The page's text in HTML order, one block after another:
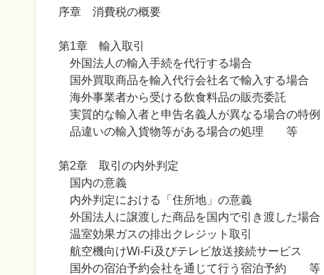
序章 消費税の概要
第1章 輸入取引
外国法人の輸入手続を代行する場合
国外買取商品を輸入代行会社名で輸入する場合
海外事業者から受ける飲食料品の販売委託
実質的な輸入者と申告名義人が異なる場合の特例
品違いの輸入貨物等がある場合の処理 等
第2章 取引の内外判定
国内の意義
内外判定における「住所地」の意義
外国法人に譲渡した商品を国内で引き渡した場合
温室効果ガスの排出クレジット取引
航空機向けWi-Fi及びテレビ放送接続サービス
国外の宿泊予約会社を通じて行う宿泊予約 等